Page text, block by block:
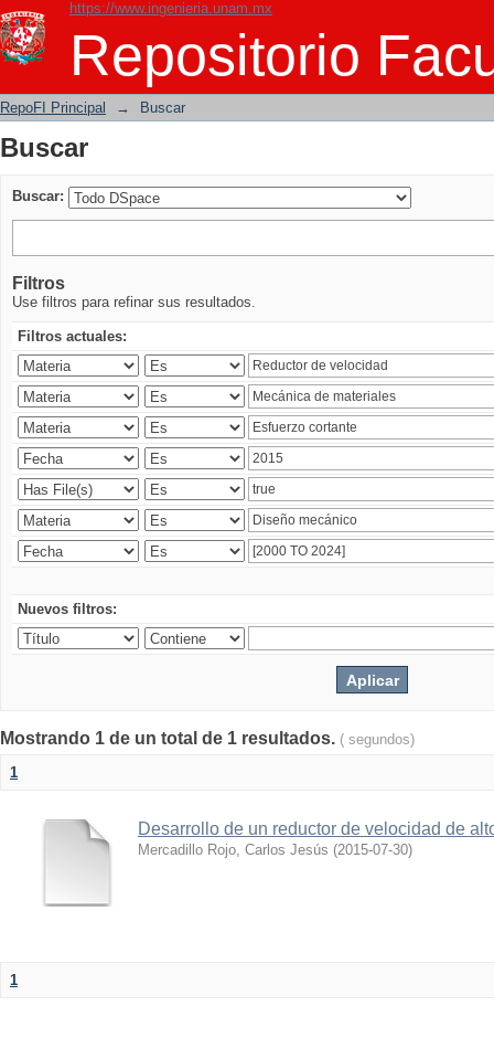
https://www.ingenieria.unam.mx
Repositorio
Buscar
RepoFI Principal → Buscar
Buscar
Buscar:
Filtros
Use filtros para refinar sus resultados.
Filtros actuales:
Nuevos filtros:
Mostrando 1 de un total de 1 resultados. ( segundos)
1
Desarrollo de un reductor de velocidad de
Mercadillo Rojo, Carlos Jesús (2015-07-30)
1